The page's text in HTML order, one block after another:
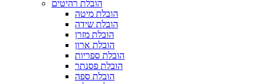
הובלת רהיטים
הובלת מיטה
הובלת שידה
הובלת מזרן
הובלת ארון
הובלת ספריות
הובלת פסנתר
הובלת ספה